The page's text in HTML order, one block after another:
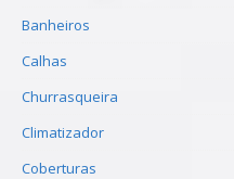
Banheiros
Calhas
Churrasqueira
Climatizador
Coberturas